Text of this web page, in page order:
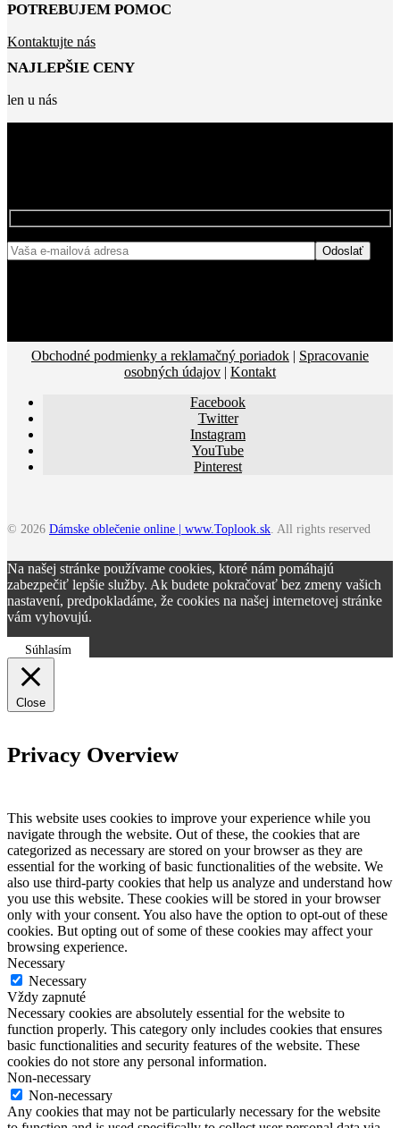
POTREBUJEM POMOC
Kontaktujte nás
NAJLEPŠIE CENY
len u nás
Obchodné podmienky a reklamačný poriadok | Spracovanie
osobných údajov | Kontakt
Facebook
Twitter
Instagram
YouTube
Pinterest
© 2026 Dámske oblečenie online | www.Toplook.sk. All rights reserved
Na našej stránke používame cookies, ktoré nám pomáhajú
zabezpečiť lepšie služby. Ak budete pokračovať bez zmeny vašich
nastavení, predpokladáme, že cookies na našej internetovej stránke
vám vyhovujú.
Súhlasím
Close
Privacy Overview
This website uses cookies to improve your experience while you
navigate through the website. Out of these, the cookies that are
categorized as necessary are stored on your browser as they are
essential for the working of basic functionalities of the website. We
also use third-party cookies that help us analyze and understand how
you use this website. These cookies will be stored in your browser
only with your consent. You also have the option to opt-out of these
cookies. But opting out of some of these cookies may affect your
browsing experience.
Necessary
Necessary
Vždy zapnuté
Necessary cookies are absolutely essential for the website to
function properly. This category only includes cookies that ensures
basic functionalities and security features of the website. These
cookies do not store any personal information.
Non-necessary
Non-necessary
Any cookies that may not be particularly necessary for the website